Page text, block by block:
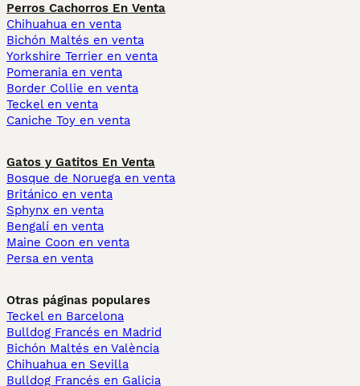
Perros Cachorros En Venta
Chihuahua en venta
Bichón Maltés en venta
Yorkshire Terrier en venta
Pomerania en venta
Border Collie en venta
Teckel en venta
Caniche Toy en venta
Gatos y Gatitos En Venta
Bosque de Noruega en venta
Británico en venta
Sphynx en venta
Bengalí en venta
Maine Coon en venta
Persa en venta
Otras páginas populares
Teckel en Barcelona
Bulldog Francés en Madrid
Bichón Maltés en València
Chihuahua en Sevilla
Bulldog Francés en Galicia